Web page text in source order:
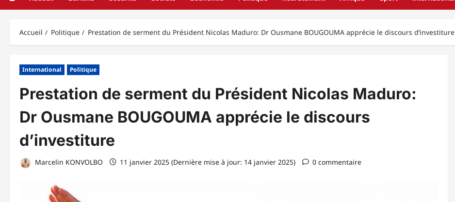
Accueil Politique Prestation de serment du Président Nicolas Maduro: Dr Ousmane BOUGOUMA apprécie le discours d’investiture
International Politique
Prestation de serment du Président Nicolas Maduro:
Dr Ousmane BOUGOUMA apprécie le discours
d’investiture
Marcelin KONVOLBO 11 janvier 2025 (Dernière mise à jour: 14 janvier 2025) 0 commentaire